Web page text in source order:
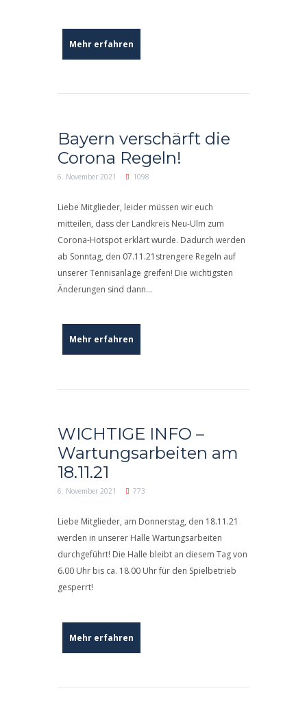
Mehr erfahren
Bayern verschärft die
Corona Regeln!
6. November 2021 1098
Liebe Mitglieder, leider müssen wir euch
mitteilen, dass der Landkreis Neu-Ulm zum
Corona-Hotspot erklärt wurde. Dadurch werden
ab Sonntag, den 07.11.21strengere Regeln auf
unserer Tennisanlage greifen! Die wichtigsten
Änderungen sind dann...
Mehr erfahren
WICHTIGE INFO –
Wartungsarbeiten am
18.11.21
6. November 2021 773
Liebe Mitglieder, am Donnerstag, den 18.11.21
werden in unserer Halle Wartungsarbeiten
durchgeführt! Die Halle bleibt an diesem Tag von
6.00 Uhr bis ca. 18.00 Uhr für den Spielbetrieb
gesperrt!
Mehr erfahren